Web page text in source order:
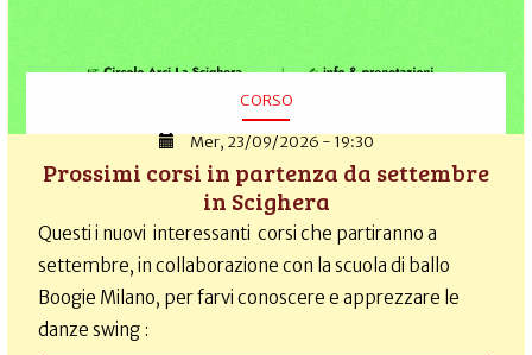
CORSO
Mer, 23/09/2026 - 19:30
Prossimi corsi in partenza da settembre
in Scighera
Questi i nuovi interessanti corsi che partiranno a
settembre, in collaborazione con la scuola di ballo
Boogie Milano, per farvi conoscere e apprezzare le
danze swing :